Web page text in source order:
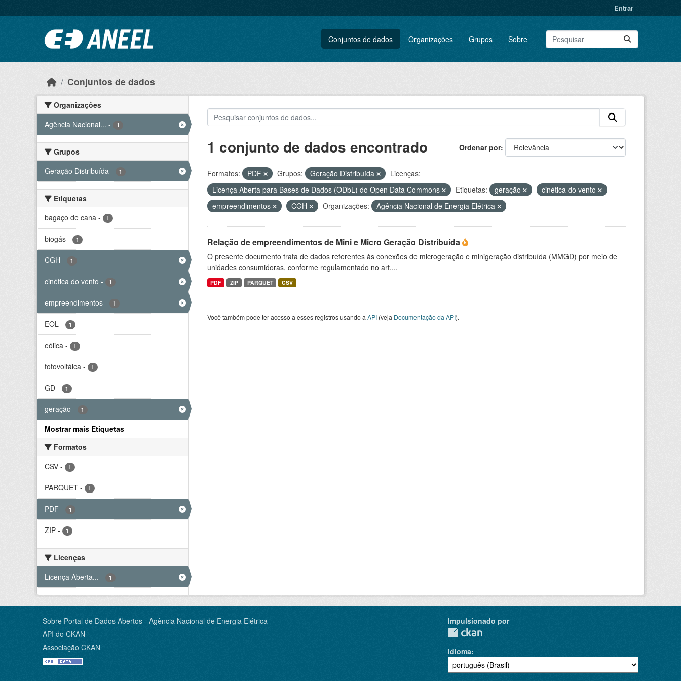
Entrar
Conjuntos de dados Organizações Grupos Sobre
Conjuntos de dados
Organizações
Agência Nacional... - 1
Grupos
Geração Distribuída - 1
Etiquetas
bagaço de cana - 1
biogás - 1
CGH - 1
cinética do vento - 1
empreendimentos - 1
EOL - 1
eólica - 1
fotovoltáica - 1
GD - 1
geração - 1
Mostrar mais Etiquetas
Formatos
CSV - 1
PARQUET - 1
PDF - 1
ZIP - 1
Licenças
Licença Aberta... - 1
Ordenar por
1 conjunto de dados encontrado
Formatos: PDF Grupos: Geração Distribuída
Licenças:
Licença Aberta para Bases de Dados (ODbL) do Open Data Commons
Etiquetas: geração
cinética do vento
empreendimentos
CGH Organizações: Agência Nacional de Energia Elétrica
Relação de empreendimentos de Mini e Micro Geração Distribuída
O presente documento trata de dados referentes às conexões de microgeração e minigeração distribuída (MMGD) por meio de
unidades consumidoras, conforme regulamentado no art....
PDF ZIP PARQUET CSV
Você também pode ter acesso a esses registros usando a API(veja Documentação da API).
Sobre Portal de Dados Abertos - Agência Nacional de Energia Elétrica
API do CKAN
Associação CKAN
Impulsionado por
Idioma